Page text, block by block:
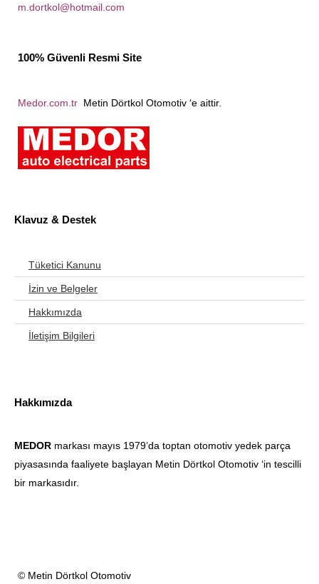
m.dortkol@hotmail.com
100% Güvenli Resmi Site
Medor.com.tr Metin Dörtkol Otomotiv ‘e aittir.
Klavuz & Destek
Tüketici Kanunu
İzin ve Belgeler
Hakkımızda
İletişim Bilgileri
Hakkımızda
MEDOR markası mayıs 1979’da toptan otomotiv yedek parça
piyasasında faaliyete başlayan Metin Dörtkol Otomotiv ‘in tescilli
bir markasıdır.
© Metin Dörtkol Otomotiv